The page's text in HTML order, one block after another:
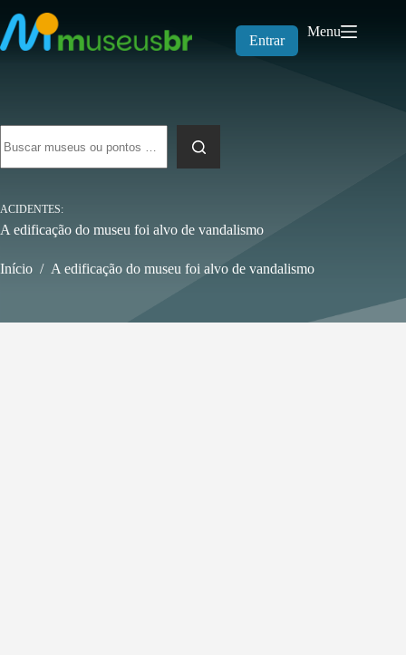
para
o
conteúdo
Entrar
Menu
resultados
ACIDENTES
A edificação do museu foi alvo de vandalismo
Início / A edificação do museu foi alvo de vandalismo